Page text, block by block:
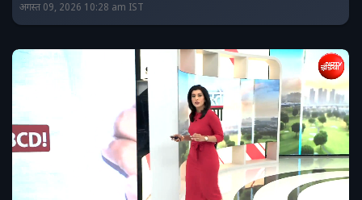
अगस्त 09, 2026 10:28 am IST